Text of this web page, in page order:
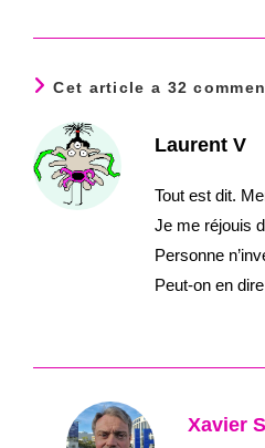
Cet article a 32
Laurent V
Tout est dit.
Je me réjouis
Personne
Peut-on en
Xavier